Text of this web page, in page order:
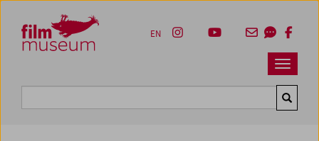
Zum Inhalt
Zum Hauptmenü
Zur Servicenavigation
Zum Suche
Navbar
EN